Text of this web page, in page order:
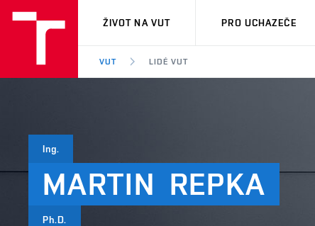
VUT
ŽIVOT NA VUT PRO UCHAZEČE
VUT LIDÉ VUT
Ing.
MARTIN REPKA
Ph.D.